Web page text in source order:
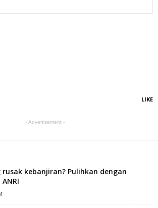
LIKE
- Advertisement -
kebanjiran? Pulihkan dengan